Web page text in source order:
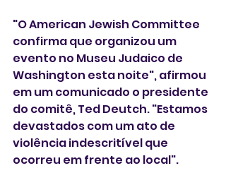
"O American Jewish Committee
confirma que organizou um
evento no Museu Judaico de
Washington esta noite", afirmou
em um comunicado o presidente
do comitê, Ted Deutch. "Estamos
devastados com um ato de
violência indescritível que
ocorreu em frente ao local".